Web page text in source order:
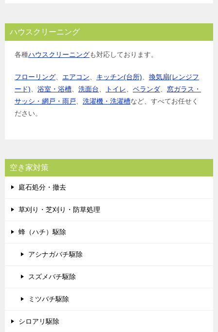
ハウスクリーニング
各種ハウスクリーニングも対応しております。
フローリング エアコン キッチン(台所)
換気扇(レンジフ
ード)
浴室・浴槽 洗面台 トイレ ベランダ
窓ガラス・
サッシ・網戸・雨戸
洗濯機・洗濯槽など、すべてお任せく
ださい。
空き家対策
庭石処分・撤去
草刈り・芝刈り・防草処理
蜂（ハチ）駆除
アシナガバチ駆除
スズメバチ駆除
ミツバチ駆除
シロアリ駆除